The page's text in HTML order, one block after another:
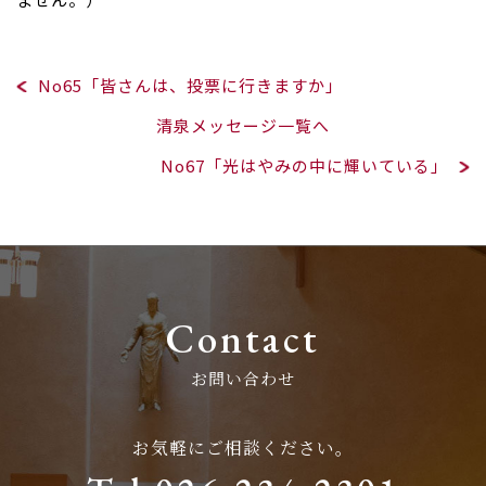
No65「皆さんは、投票に行きますか」
清泉メッセージ一覧へ
No67「光はやみの中に輝いている」
Contact
お問い合わせ
お気軽にご相談ください。